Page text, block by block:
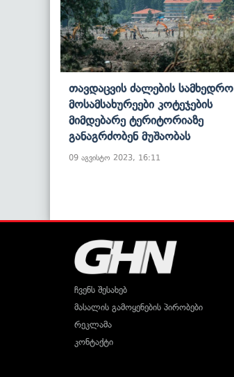
Თავდაცვის Ძალების Სამხედრო
Მოსამსახურეები Კოტეჯების
Მიმდებარე Ტერიტორიაზე
Განაგრძობენ Მუშაობას
09 აგვისტო 2023, 16:11
ჩვენს შესახებ
მასალის გამოყენების პირობები
რეკლამა
კონტაქტი